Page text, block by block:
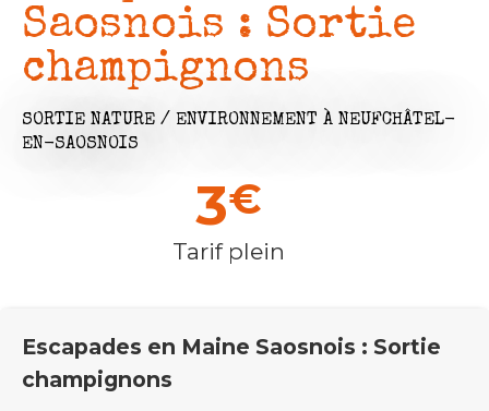
Saosnois : Sortie
champignons
SORTIE NATURE / ENVIRONNEMENT À NEUFCHÂTEL-
EN-SAOSNOIS
3€
Tarif plein
Escapades en Maine Saosnois : Sortie
champignons